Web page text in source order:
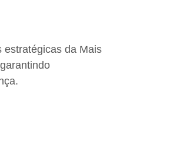
estratégicas da Mais